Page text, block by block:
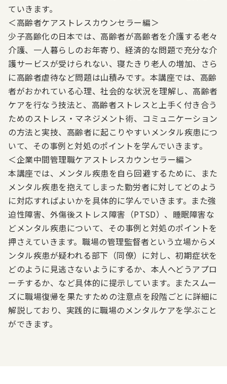
ていきます。
＜高齢者ケアストレスカウンセラー編＞
少子高齢化の日本では、高齢者が高齢者を介護する老々
介護、一人暮らしのお年寄り、経済的な問題で充分な介
護サービスが受けられない、寝たきり老人の増加、さら
に高齢者虐待など問題は山積みです。本講座では、高齢
者がおかれている心理、社会的な状況を理解し、高齢者
ケアを行なう技法と、高齢者ストレスと上手く付き合う
ためのストレス・マネジメント術、コミュニケーション
の方法と実技、高齢者に起こりやすいメンタル疾患につ
いて、その事例と対処のポイントを学んでいきます。
＜企業中間管理職ケアストレスカウンセラー編＞
本講座では、メンタル疾患を自ら回避するために、また
メンタル疾患を抱えてしまった勤労者に対してどのよう
に対応すればよいかを具体的に学んでいきます。また強
迫性障害、外傷後ストレス障害（PTSD）、睡眠障害な
どメンタル疾患について、その事例と対処のポイントを
押さえていきます。職場の管理監督者という立場からメ
ンタル疾患が疑われる部下（同僚）に対し、初期症状を
どのように見逃さないようにするか、本人へどうアプロ
ーチするか、など具体的に提示しています。またスムー
ズに職場復帰を果たすための注意点を段階ごとに詳細に
解説しており、実践的に職場のメンタルケアを学ぶこと
ができます。